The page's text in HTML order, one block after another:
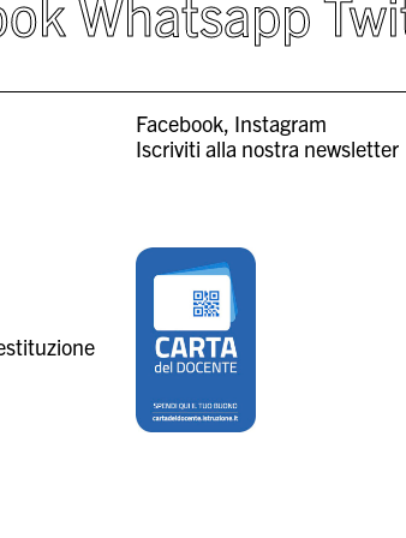
Facebook Instagram
Iscriviti alla nostra newsletter